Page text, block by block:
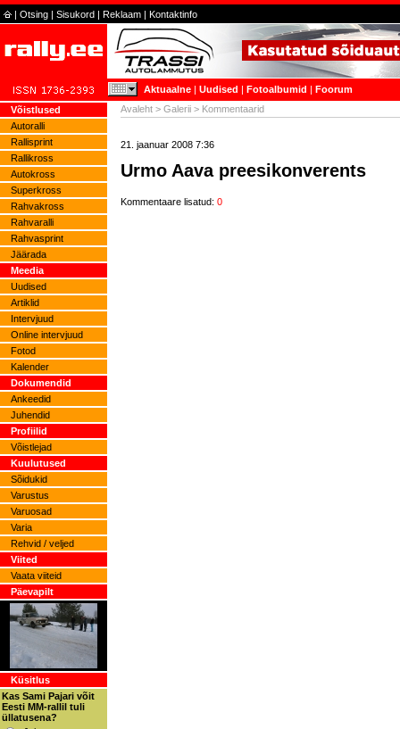
| Otsing | Sisukord | Reklaam | Kontaktinfo
Aktuaalne | Uudised | Fotoalbumid | Foorum
Võistlused
Autoralli
Rallisprint
Rallikross
Autokross
Superkross
Rahvakross
Rahvaralli
Rahvasprint
Jäärada
Meedia
Uudised
Artiklid
Intervjuud
Online intervjuud
Fotod
Kalender
Dokumendid
Ankeedid
Juhendid
Profiilid
Võistlejad
Kuulutused
Sõidukid
Varustus
Varuosad
Varia
Rehvid / veljed
Viited
Vaata viiteid
Päevapilt
Küsitlus
Kas Sami Pajari võit
Eesti MM-rallil tuli
üllatusena?
Avaleht > Galerii > Kommentaarid
21. jaanuar 2008 7:36
Urmo Aava preesikonverents
Kommentaare lisatud: 0